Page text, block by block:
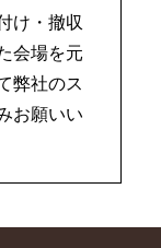
け・撤収
会場を元
弊社のス
お願いい